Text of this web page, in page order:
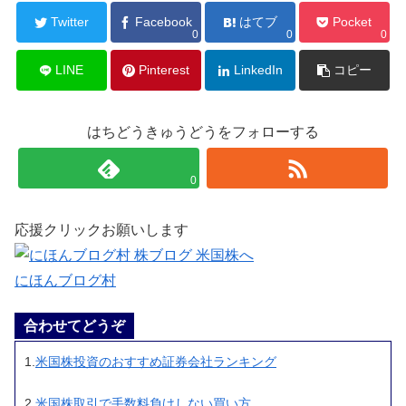
Twitter Facebook
0
はてブ
0
Pocket
0
LINE Pinterest LinkedIn コピー
はちどうきゅうどうをフォローする
0
応援クリックお願いします
にほんブログ村
合わせてどうぞ
1.米国株投資のおすすめ証券会社ランキング
2. 米国株取引で手数料負けしない買い方